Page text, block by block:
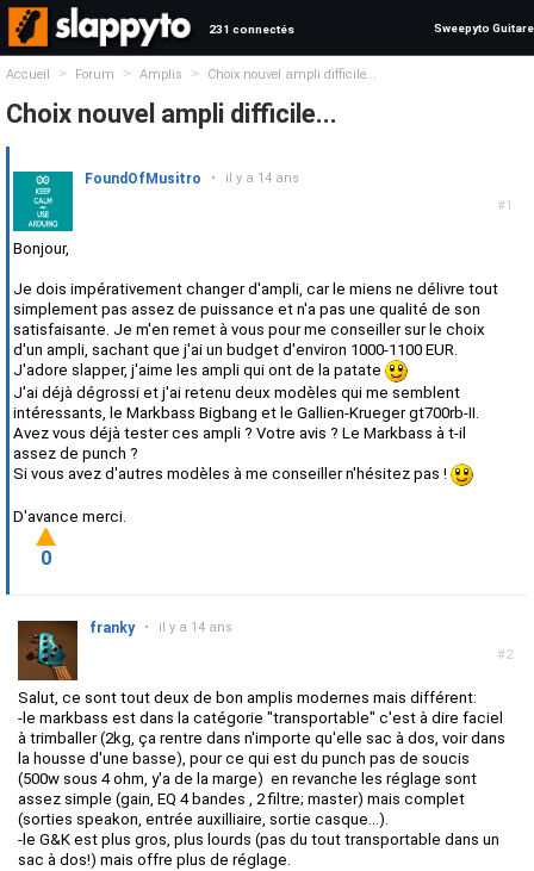
231 connectés Sweepyto Guitare
Accueil > Forum > Amplis > Choix nouvel ampli difficile...
Choix nouvel ampli difficile...
#1
FoundOfMusitro • il y a 14 ans
Bonjour,
Je dois impérativement changer d'ampli, car le miens ne délivre tout
simplement pas assez de puissance et n'a pas une qualité de son
satisfaisante. Je m'en remet à vous pour me conseiller sur le choix
d'un ampli, sachant que j'ai un budget d'environ 1000-1100 EUR.
J'adore slapper, j'aime les ampli qui ont de la patate
J'ai déjà dégrossi et j'ai retenu deux modèles qui me semblent
intéressants, le Markbass Bigbang et le Gallien-Krueger gt700rb-II.
Avez vous déjà tester ces ampli ? Votre avis ? Le Markbass à t-il
assez de punch ?
Si vous avez d'autres modèles à me conseiller n'hésitez pas !
D'avance merci.
0
#2
franky • il y a 14 ans
Salut, ce sont tout deux de bon amplis modernes mais différent:
-le markbass est dans la catégorie "transportable" c'est à dire faciel
à trimballer (2kg, ça rentre dans n'importe qu'elle sac à dos, voir dans
la housse d'une basse), pour ce qui est du punch pas de soucis
(500w sous 4 ohm, y'a de la marge) en revanche les réglage sont
assez simple (gain, EQ 4 bandes , 2 filtre; master) mais complet
(sorties speakon, entrée auxilliaire, sortie casque...).
-le G&K est plus gros, plus lourds (pas du tout transportable dans un
sac à dos!) mais offre plus de réglage.